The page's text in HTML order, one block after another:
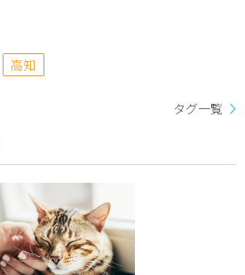
高知
タグ一覧